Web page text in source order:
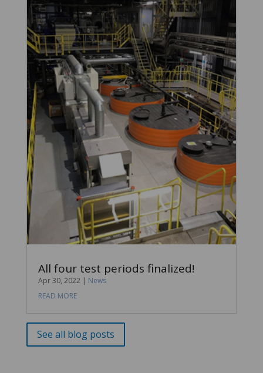
All four test periods finalized!
Apr 30, 2022 | News
READ MORE
See all blog posts